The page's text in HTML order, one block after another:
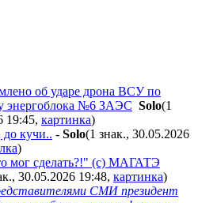
об ударе дрона ВСУ по
энергоблока №6 ЗАЭС Solo(1
19:45, картинка)
кучи.. - Solo(1 знак., 30.05.2026
)
мог сделать?!" (с) МАГАТЭ
30.05.2026 19:48, картинка)
СМИ президент